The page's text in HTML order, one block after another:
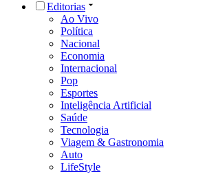
Editorias
Ao Vivo
Política
Nacional
Economia
Internacional
Pop
Esportes
Inteligência Artificial
Saúde
Tecnologia
Viagem & Gastronomia
Auto
LifeStyle